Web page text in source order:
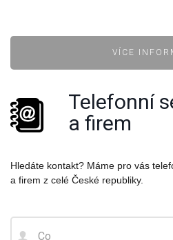
VÍCE
Telefonní
a firem
Hledáte kontakt? Máme pro vás
a firem z celé České republiky.